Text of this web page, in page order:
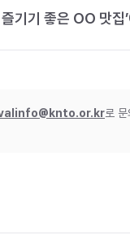
기기 좋은 OO 맛
로